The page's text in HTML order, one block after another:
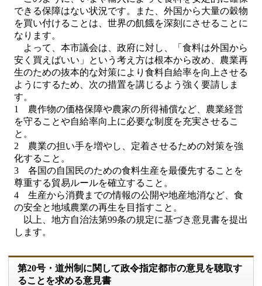
できる保障はない状況です。また、外国から大量の穀物
を買い付けることは、世界の飢餓を深刻にさせることに
なります。
よって、本市議会は、政府に対し、「食料は外国から
安く買えばいい」という考え方は根本から改め、農業再
生のための抜本的な対策により食料自給率を向上させる
ようにするため、次の措置を講じるよう強く要請しま
す。
1 農作物の価格保障や農家の所得補償など、農業経営
を守ることや自給率向上に必要な制度を充実させるこ
と。
2 農業の担い手を増やし、定着させるための対策を強
化すること。
3 各国の自国民のための食料生産を最優先することを
尊重する貿易ルールを確立すること。
4 生産から消費までの情報の公開や地産地消など、食
の安全と地域農業の再生を目指すこと。
以上、地方自治法第99条の規定に基づき意見書を提出
します。
第20号・道州制に関して政令指定都市の意見を聴取す
ることを求める意見書